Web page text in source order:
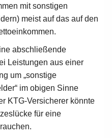
mit sonstigen
meist auf das auf den
abschließende
Leistungen aus einer
um „sonstige
im obigen Sinne
KTG-Versicherer könnte
für eine